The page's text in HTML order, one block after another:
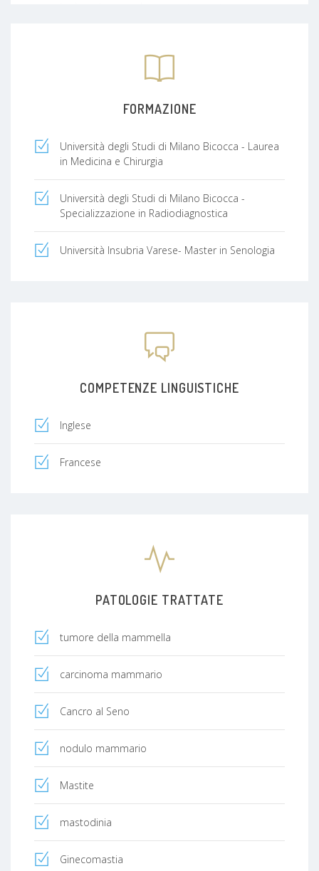
FORMAZIONE
Università degli Studi di Milano Bicocca - Laurea
in Medicina e Chirurgia
Università degli Studi di Milano Bicocca -
Specializzazione in Radiodiagnostica
Università Insubria Varese- Master in Senologia
COMPETENZE LINGUISTICHE
Inglese
Francese
PATOLOGIE TRATTATE
tumore della mammella
carcinoma mammario
Cancro al Seno
nodulo mammario
Mastite
mastodinia
Ginecomastia